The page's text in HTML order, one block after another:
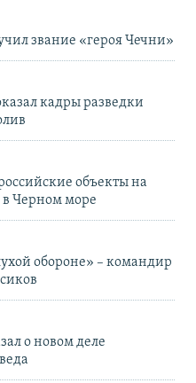
звание «героя Чечни»
кадры разведки
объекты на
в Черном море
обороне» – командир
о новом деле